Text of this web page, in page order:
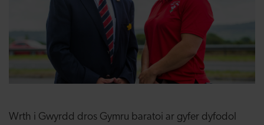
Wrth i Gwyrdd dros Gymru baratoi ar gyfer dyfodol